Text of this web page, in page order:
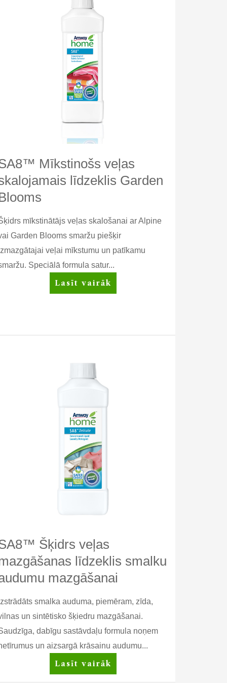
Mīkstinošs veļas
līdzeklis Garden
mīkstinātājs veļas skalošanai ar Alpine
Garden Blooms smaržu piešķir
veļai mīkstumu un patīkamu
Speciālā formula satur...
SA8™
Mīkstinošs
līdzeklis
Blooms
Lasīt vairāk
Šķidrs veļas
līdzeklis smalku
mazgāšanai
Izstrādāts smalka auduma, piemēram, zīda,
un sintētisko šķiedru mazgāšanai.
dabīgu sastāvdaļu formula noņem
un aizsargā krāsainu audumu...
SA8™
Šķidrs
Lasīt vairāk